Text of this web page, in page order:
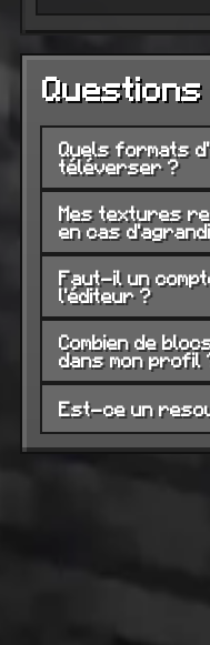
Quels formats
téléverser ?
Mes textures
en cas
Faut-il un
l'éditeur ?
Combien de
dans mon profil
Est-ce un